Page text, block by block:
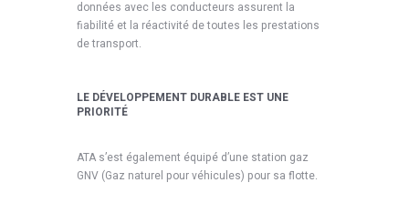
données avec les conducteurs assurent la
fiabilité et la réactivité de toutes les prestations
de transport.
LE DÉVELOPPEMENT DURABLE EST UNE
PRIORITÉ
ATA s’est également équipé d’une station gaz
GNV (Gaz naturel pour véhicules) pour sa flotte.